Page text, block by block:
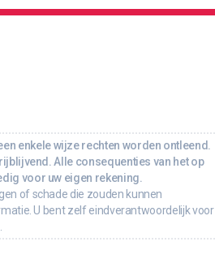
enkele wijze rechten worden ontleend.
Alle consequenties van het op
voor uw eigen rekening.
of schade die zouden kunnen
U bent zelf eindverantwoordelijk voor